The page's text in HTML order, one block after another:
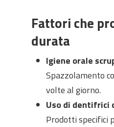
Fattori che
durata
Igiene orale
Spazzolamento
volte al giorno.
Uso di dentifrici
Prodotti specifici